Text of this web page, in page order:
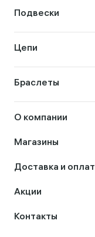
Подвески
Цепи
Браслеты
О компании
Магазины
Доставка и
Акции
Контакты